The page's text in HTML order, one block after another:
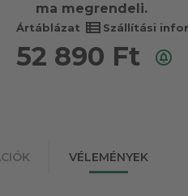
ma megrendeli.
Ártáblázat view_list Szállítási
52 890 Ft
VÉLEMÉNYEK